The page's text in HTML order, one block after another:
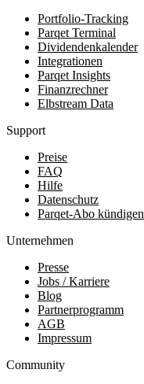
Portfolio-Tracking
Parqet Terminal
Dividendenkalender
Integrationen
Parqet Insights
Finanzrechner
Elbstream Data
Support
Preise
FAQ
Hilfe
Datenschutz
Parqet-Abo kündigen
Unternehmen
Presse
Jobs / Karriere
Blog
Partnerprogramm
AGB
Impressum
Community